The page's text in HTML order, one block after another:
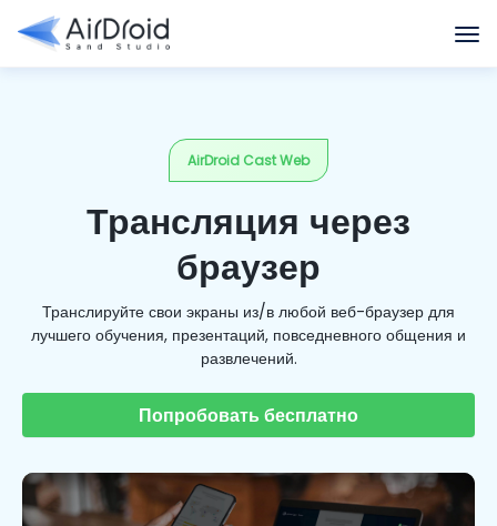
AirDroid Cast Web
Трансляция через
браузер
Транслируйте свои экраны из/в любой веб-браузер для
лучшего обучения, презентаций, повседневного общения и
развлечений.
Попробовать бесплатно